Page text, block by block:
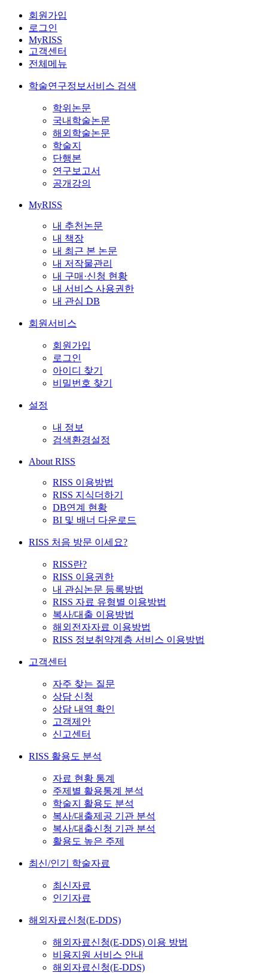
회원가입
로그인
MyRISS
고객센터
전체메뉴
학술연구정보서비스 검색
학위논문
국내학술논문
해외학술논문
학술지
단행본
연구보고서
공개강의
MyRISS
내 추천논문
내 책장
내 최근 본 논문
내 저작물관리
내 구매·신청 현황
내 서비스 사용권한
내 관심 DB
회원서비스
회원가입
로그인
아이디 찾기
비밀번호 찾기
설정
내 정보
검색환경설정
About RISS
RISS 이용방법
RISS 지식더하기
DB연계 현황
BI 및 배너 다운로드
RISS 처음 방문 이세요?
RISS란?
RISS 이용권한
내 관심논문 등록방법
RISS 자료 유형별 이용방법
복사/대출 이용방법
해외전자자료 이용방법
RISS 정보취약계층 서비스 이용방법
고객센터
자주 찾는 질문
상담 신청
상담 내역 확인
고객제안
신고센터
RISS 활용도 분석
자료 현황 통계
주제별 활용통계 분석
학술지 활용도 분석
복사/대출제공 기관 분석
복사/대출신청 기관 분석
활용도 높은 주제
최신/인기 학술자료
최신자료
인기자료
해외자료신청(E-DDS)
해외자료신청(E-DDS) 이용 방법
비용지원 서비스 안내
해외자료신청(E-DDS)